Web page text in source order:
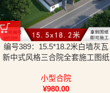
编号389：15.5*18.2米白墙灰瓦
新中式风格三合院全套施工图纸
小型合院
¥980.00